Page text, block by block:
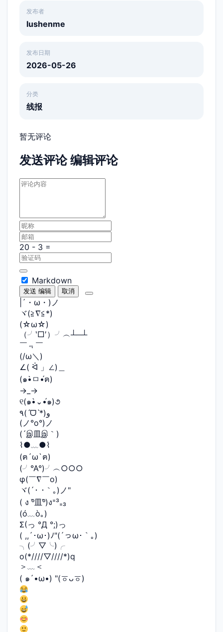
发布者
lushenme
发布日期
2026-05-26
分类
线报
暂无评论
发送评论 编辑评论
Markdown
发送 编辑 取消
|´・ω・)ノ
ヾ(≧∇≦*)ゝ
(☆ω☆)
（╯‵□′）╯︵┴─┴
￣﹃￣
(/ω＼)
∠( ᐛ 」∠)＿
(๑•̀ㅁ•́ฅ)
→_→
୧(๑•̀⌄•́๑)૭
٩(ˊᗜˋ*)و
(ノ°ο°)ノ
(´இ皿இ｀)
⌇●﹏●⌇
(ฅ´ω`ฅ)
(╯°A°)╯︵○○○
φ(￣∇￣o)
ヾ(´･ ･｀｡)ノ"
( ง ᵒ̌皿ᵒ̌)ง⁼³₌₃
(ó﹏ò｡)
Σ(っ °Д °;)っ
( ,,´･ω･)ﾉ"(´っω･｀｡)
╮(╯▽╰)╭
o(*////▽////*)q
＞﹏＜
( ๑´•ω•) "(ㆆᴗㆆ)